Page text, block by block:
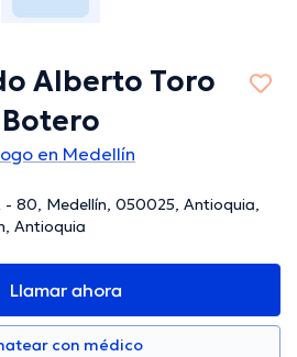
Alberto Toro
Botero
en Medellín
- 80, Medellín, 050025, Antioquia,
Antioquia
Llamar ahora
con médico